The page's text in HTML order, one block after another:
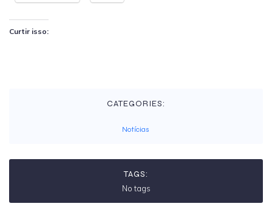
Curtir isso:
CATEGORIES:
Notícias
TAGS:
No tags